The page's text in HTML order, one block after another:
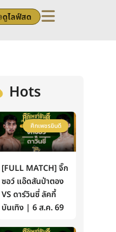
ดูไลฟ์สด
Hots
ศึกเพชรยินดี
[FULL MATCH] จิ๊ก
ซอว์ แอ๊ดสันป่าตอง
VS ดาร์วินซี่ ลัคกี้
บันเทิง | 6 ส.ค. 69